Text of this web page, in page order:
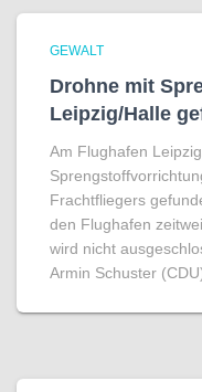
GEWALT
Drohne mit
Leipzig/Halle
Am Flughafen
Frachtfliegers
den Flughafen
wird nicht
Armin Schuster